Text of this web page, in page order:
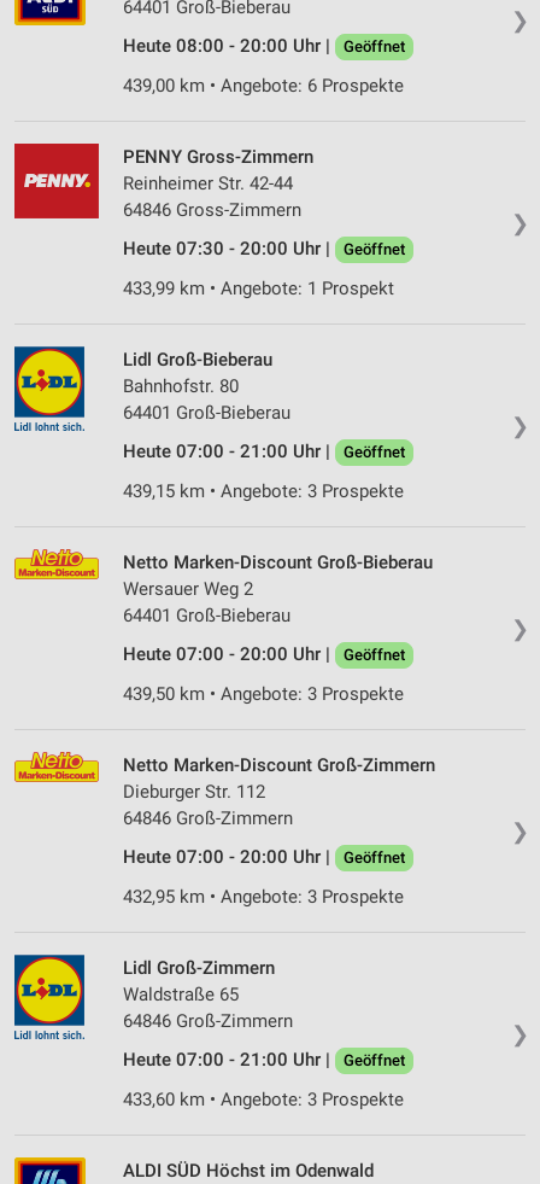
❯
64401 Groß-Bieberau
Heute 08:00 - 20:00 Uhr |
Geöffnet
439,00 km • Angebote: 6 Prospekte
❯
PENNY Gross-Zimmern
Reinheimer Str. 42-44
64846 Gross-Zimmern
Heute 07:30 - 20:00 Uhr |
Geöffnet
433,99 km • Angebote: 1 Prospekt
❯
Lidl Groß-Bieberau
Bahnhofstr. 80
64401 Groß-Bieberau
Heute 07:00 - 21:00 Uhr |
Geöffnet
439,15 km • Angebote: 3 Prospekte
❯
Netto Marken-Discount Groß-Bieberau
Wersauer Weg 2
64401 Groß-Bieberau
Heute 07:00 - 20:00 Uhr |
Geöffnet
439,50 km • Angebote: 3 Prospekte
❯
Netto Marken-Discount Groß-Zimmern
Dieburger Str. 112
64846 Groß-Zimmern
Heute 07:00 - 20:00 Uhr |
Geöffnet
432,95 km • Angebote: 3 Prospekte
❯
Lidl Groß-Zimmern
Waldstraße 65
64846 Groß-Zimmern
Heute 07:00 - 21:00 Uhr |
Geöffnet
433,60 km • Angebote: 3 Prospekte
ALDI SÜD Höchst im Odenwald